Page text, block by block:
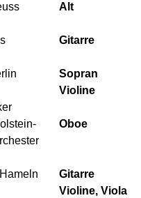
Alt
Gitarre
Sopran
Violine
Oboe
Gitarre
Violine, Viola